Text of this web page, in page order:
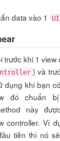
data vào 1
trước khi 1
) và
dụng khi bạn
đó chuẩn
này
controller. Ví
tiên thì nó